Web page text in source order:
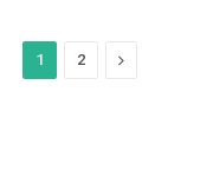
1 2
N